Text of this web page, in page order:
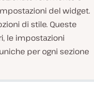
del widget.
di stile. Queste
le impostazioni
per ogni sezione